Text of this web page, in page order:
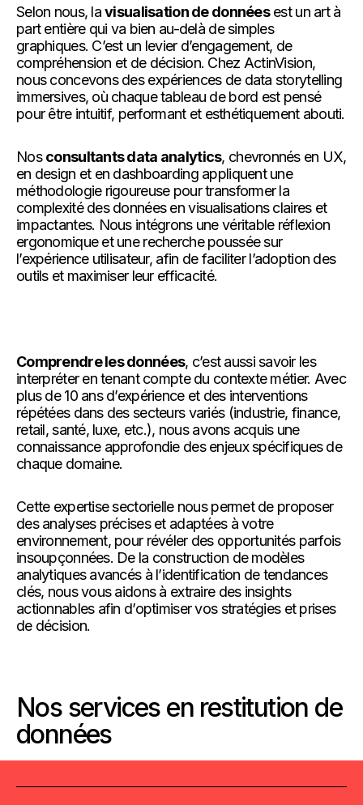
Selon nous, lavisualisation de donnéesest un art à
part entière qui va bien au-delà de simples
graphiques. C’est un levier d’engagement, de
compréhension et de décision. Chez ActinVision,
nous concevons des expériences de data storytelling
immersives, où chaque tableau de bord est pensé
pour être intuitif, performant et esthétiquement abouti.
Nosconsultants data analytics, chevronnés en UX,
en design et en dashboarding appliquent une
méthodologie rigoureuse pour transformer la
complexité des données en visualisations claires et
impactantes. Nous intégrons une véritable réflexion
ergonomique et une recherche poussée sur
l’expérience utilisateur, afin de faciliter l’adoption des
outils et maximiser leur efficacité.
Comprendre les données, c’est aussi savoir les
interpréter en tenant compte du contexte métier. Avec
plus de 10 ans d’expérience et des interventions
répétées dans des secteurs variés (industrie, finance,
retail, santé, luxe, etc.), nous avons acquis une
connaissance approfondie des enjeux spécifiques de
chaque domaine.
Cette expertise sectorielle nous permet de proposer
des analyses précises et adaptées à votre
environnement, pour révéler des opportunités parfois
insoupçonnées. De la construction de modèles
analytiques avancés à l’identification de tendances
clés, nous vous aidons à extraire des insights
actionnables afin d’optimiser vos stratégies et prises
de décision.
Nos services en restitution de
données